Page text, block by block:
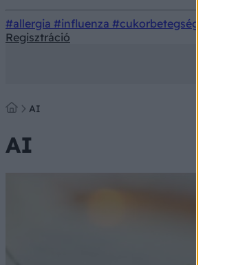
#allergia #influenza #cukorbetegség
Regisztráció
AI
AI